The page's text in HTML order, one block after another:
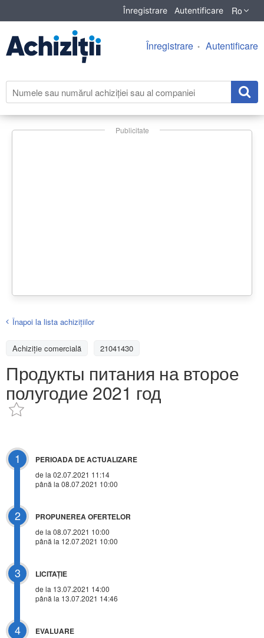
Înregistrare Autentificare Ro
Înregistrare Autentificare
Publicitate
Înapoi la lista achiziţiilor
Achizițiе comercială 21041430
Продукты питания на второе
полугодие 2021 год
1 PERIOADA DE ACTUALIZARE
de la 02.07.2021 11:14
până la 08.07.2021 10:00
2 PROPUNEREA OFERTELOR
de la 08.07.2021 10:00
până la 12.07.2021 10:00
3 LICITAŢIE
de la 13.07.2021 14:00
până la 13.07.2021 14:46
4 EVALUARE